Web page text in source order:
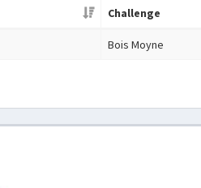
Challenge
Bois Moyne